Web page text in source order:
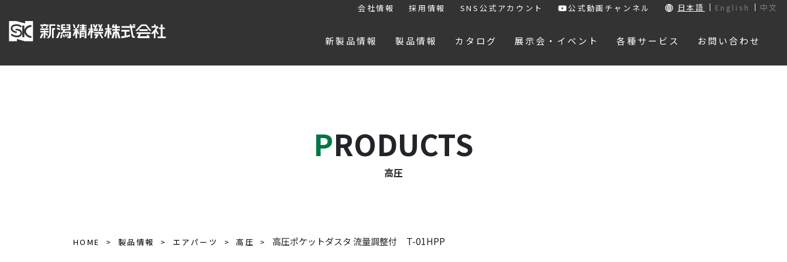
会社情報 採用情報 SNS公式アカウント 公式動画チャンネル 日本語 English 中文
新製品情報 製品情報 カタログ 展示会・イベント 各種サービス お問い合わせ
PRODUCTS
高圧
HOME 製品情報 エアパーツ 高圧 高圧ポケットダスタ 流量調整付 T-01HPP